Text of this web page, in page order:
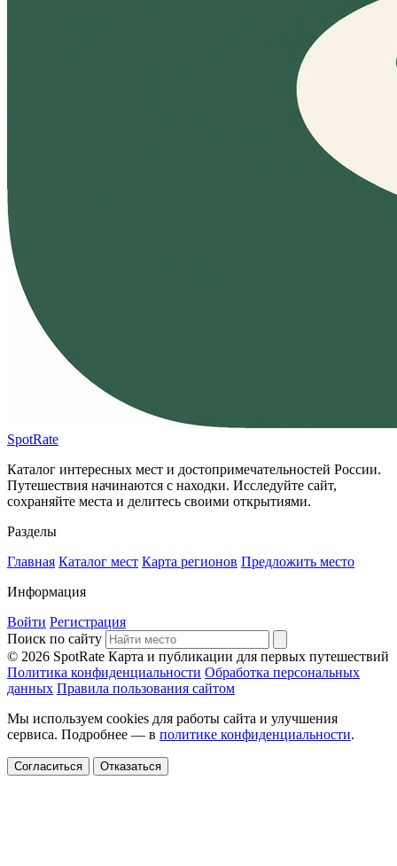
SpotRate
Каталог интересных мест и достопримечательностей России.
Путешествия начинаются с находки. Исследуйте сайт,
сохраняйте места и делитесь своими открытиями.
Разделы
Главная Каталог мест Карта регионов Предложить место
Информация
Войти Регистрация
Поиск по сайту
© 2026 SpotRate Карта и публикации для первых путешествий
Политика конфиденциальности Обработка персональных
данных Правила пользования сайтом
Мы используем cookies для работы сайта и улучшения
сервиса. Подробнее — в политике конфиденциальности.
Согласиться Отказаться